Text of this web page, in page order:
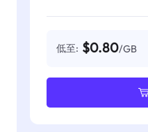
低至: $0.80/GB